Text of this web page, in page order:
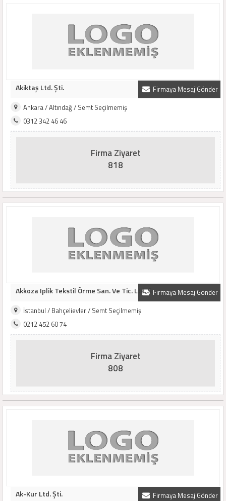
Firmaya Mesaj Gönder
Akiktaş Ltd. Şti.
Ankara / Altındağ / Semt Seçilmemiş
0312 342 46 46
Firma Ziyaret
818
Firmaya Mesaj Gönder
Akkoza Iplik Tekstil Örme San. Ve Tic. Ltd. Ş..
İstanbul / Bahçelievler / Semt Seçilmemiş
0212 452 60 74
Firma Ziyaret
808
Firmaya Mesaj Gönder
Ak-Kur Ltd. Şti.